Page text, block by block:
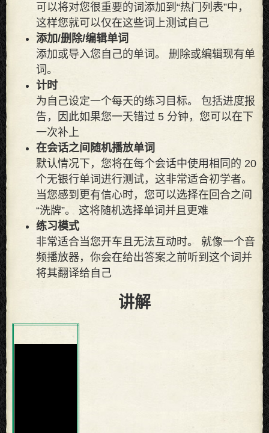
可以将对您很重要的词添加到“热门列表”中，
这样​​您就可以仅在这些词上测试自己
添加/删除/编辑单词
添加或导入您自己的单词。 删除或编辑现有单
词。
计时
为自己设定一个每天的练习目标。 包括进度报
告，因此如果您一天错过 5 分钟，您可以在下
一次补上
在会话之间随机播放单词
默认情况下，您将在每个会话中使用相同的 20
个无银行单词进行测试，这非常适合初学者。
当您感到更有信心时，您可以选择在回合之间
“洗牌”。 这将随机选择单词并且更难
练习模式
非常适合当您开车且无法互动时。 就像一个音
频播放器，你会在给出答案之前听到这个词并
将其翻译给自己
讲解